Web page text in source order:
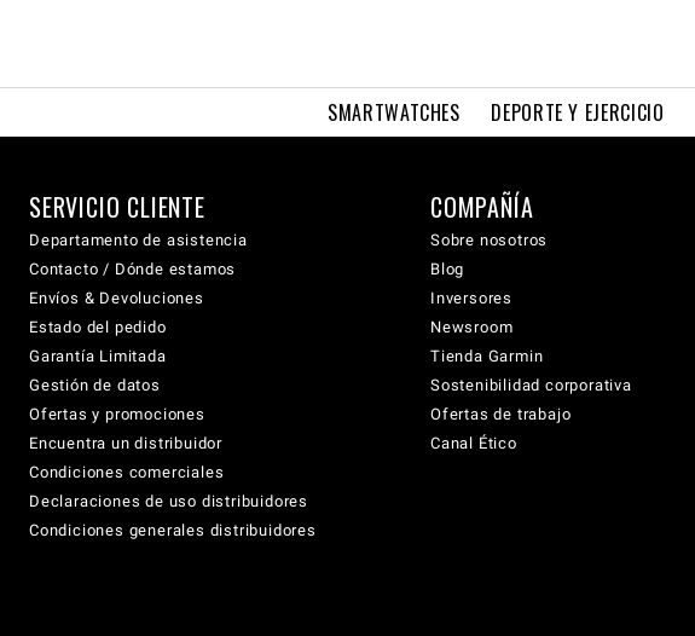
SMARTWATCHES DEPORTE Y EJERCICIO
SERVICIO CLIENTE
Departamento de asistencia
Contacto / Dónde estamos
Envíos & Devoluciones
Estado del pedido
Garantía Limitada
Gestión de datos
Ofertas y promociones
Encuentra un distribuidor
Condiciones comerciales
Declaraciones de uso distribuidores
Condiciones generales distribuidores
COMPAÑÍA
Sobre nosotros
Blog
Inversores
Newsroom
Tienda Garmin
Sostenibilidad corporativa
Ofertas de trabajo
Canal Ético